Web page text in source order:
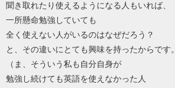
聞き取れたり使えるようになる人もいれば、
一所懸命勉強していても
全く使えない人がいるのはなぜだろう？
と、その違いにとても興味を持ったからです。
（ま、そういう私も自分自身が
勉強し続けても英語を使えなかった人